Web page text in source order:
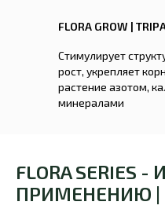
FLORA GROW |
Стимулирует
рост, укрепляет
растение азотом,
минералами
FLORA SERIES
ПРИМЕНЕНИЮ |